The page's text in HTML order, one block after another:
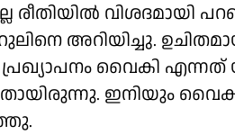
രീതിയിൽ വിശദമായി
അറിയിച്ചു.
വൈകി എന്നത്
ഇനിയും